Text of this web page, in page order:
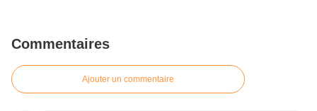
Commentaires
Ajouter un commentaire